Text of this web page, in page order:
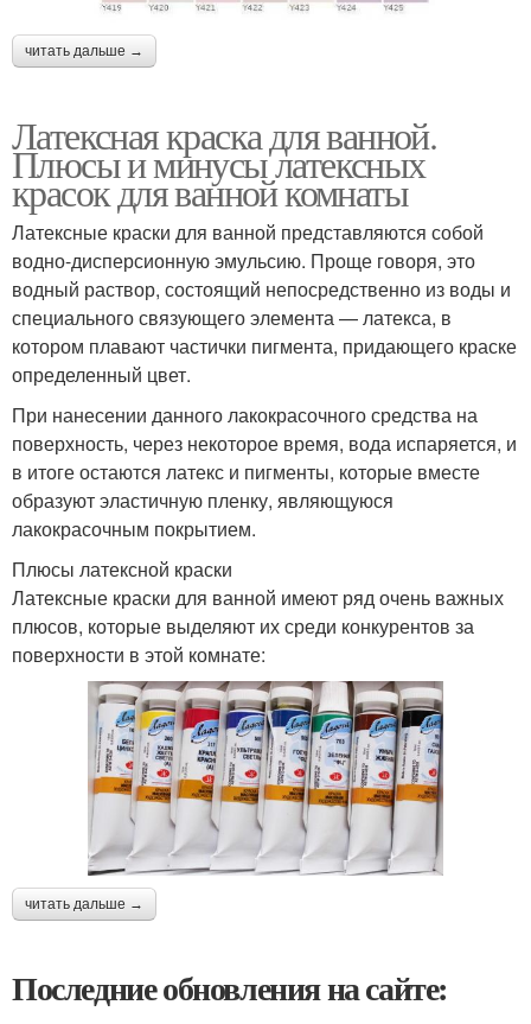
читать дальше →
Латексная краска для ванной.
Плюсы и минусы латексных
красок для ванной комнаты
Латексные краски для ванной представляются собой
водно-дисперсионную эмульсию. Проще говоря, это
водный раствор, состоящий непосредственно из воды и
специального связующего элемента — латекса, в
котором плавают частички пигмента, придающего краске
определенный цвет.
При нанесении данного лакокрасочного средства на
поверхность, через некоторое время, вода испаряется, и
в итоге остаются латекс и пигменты, которые вместе
образуют эластичную пленку, являющуюся
лакокрасочным покрытием.
Плюсы латексной краски
Латексные краски для ванной имеют ряд очень важных
плюсов, которые выделяют их среди конкурентов за
поверхности в этой комнате:
читать дальше →
Последние обновления на сайте: